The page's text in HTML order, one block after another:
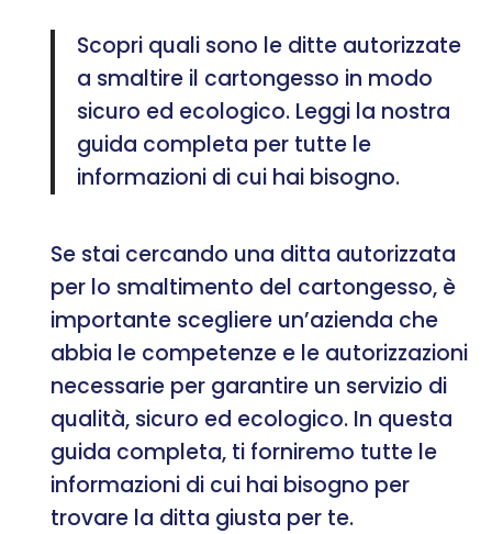
Scopri quali sono le ditte autorizzate
a smaltire il cartongesso in modo
sicuro ed ecologico. Leggi la nostra
guida completa per tutte le
informazioni di cui hai bisogno.
Se stai cercando una ditta autorizzata
per lo smaltimento del cartongesso, è
importante scegliere un’azienda che
abbia le competenze e le autorizzazioni
necessarie per garantire un servizio di
qualità, sicuro ed ecologico. In questa
guida completa, ti forniremo tutte le
informazioni di cui hai bisogno per
trovare la ditta giusta per te.